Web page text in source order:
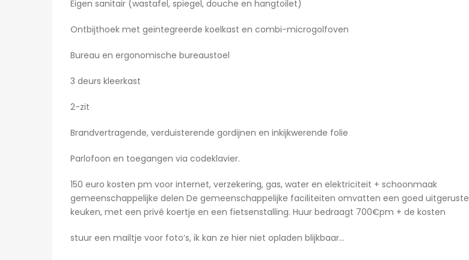
Eigen sanitair (wastafel, spiegel, douche en hangtoilet)
Ontbijthoek met geïntegreerde koelkast en combi-microgolfoven
Bureau en ergonomische bureaustoel
3 deurs kleerkast
2-zit
Brandvertragende, verduisterende gordijnen en inkijkwerende folie
Parlofoon en toegangen via codeklavier.
150 euro kosten pm voor internet, verzekering, gas, water en elektriciteit + schoonmaak
gemeenschappelijke delen De gemeenschappelijke faciliteiten omvatten een goed uitgeruste
keuken, met een privé koertje en een fietsenstalling. Huur bedraagt 700€pm + de kosten
stuur een mailtje voor foto’s, ik kan ze hier niet opladen blijkbaar…